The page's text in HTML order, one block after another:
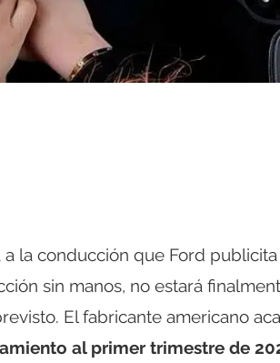
a la conducción que Ford
sin manos, no estará
El fabricante americano
al primer trimestre de